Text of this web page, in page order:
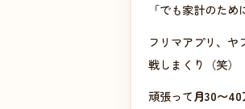
「でも家計のた
フリマアプリ、
戦しまくり（笑）
頑張って月30〜40